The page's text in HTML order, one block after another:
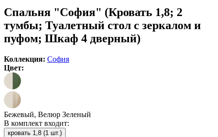
Спальня "София" (Кровать 1,8; 2
тумбы; Туалетный стол с зеркалом и
пуфом; Шкаф 4 дверный)
Коллекция: София
Цвет:
Бежевый, Велюр Зеленый
В комплект входит:
кровать 1,8 (1 шт.)